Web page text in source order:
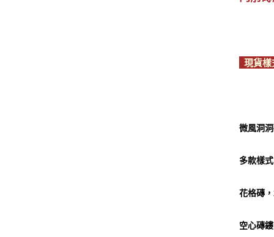
現貨
微風洞
多款樣
花格磚
空心磚